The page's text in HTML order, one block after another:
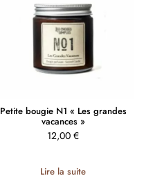
Petite bougie N1 « Les grandes
vacances »
12,00 €
Lire la suite